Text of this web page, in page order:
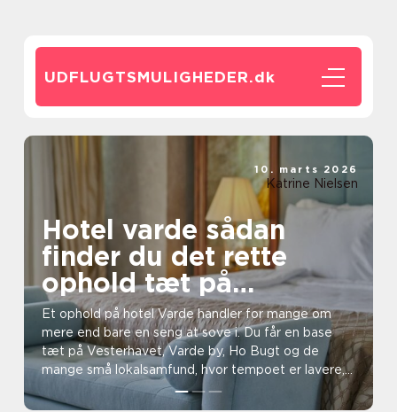
UDFLUGTSMULIGHEDER.dk
Hotel varde sådan
finder du det rette
ophold tæt på
vesterhavet
Et ophold på hotel Varde handler for mange om
mere end bare en seng at sove i. Du får en base
tæt på Vesterhavet, Varde by, Ho Bugt og de
mange små lokalsamfund, hvor tempoet er lavere,
og naturen fyl...
10. marts 2026
Katrine Nielsen